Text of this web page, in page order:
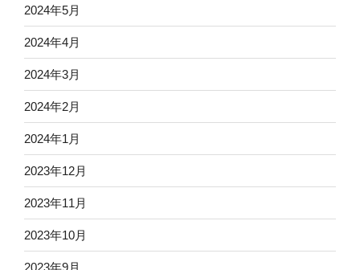
2024年5月
2024年4月
2024年3月
2024年2月
2024年1月
2023年12月
2023年11月
2023年10月
2023年9月